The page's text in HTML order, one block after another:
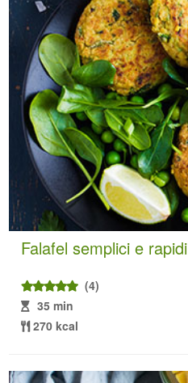
Falafel semplici e rapidi
(4)
35 min
270 kcal